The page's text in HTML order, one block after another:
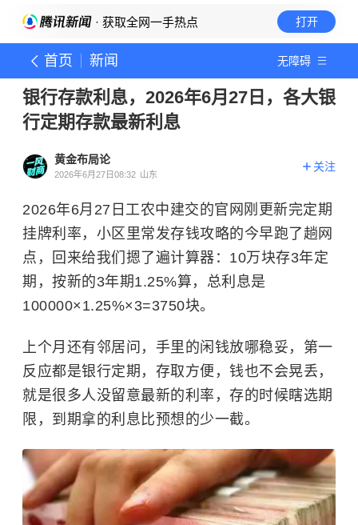
· 获取全网一手热点 打开
首页 新闻 无障碍
银行存款利息，2026年6月27日，各大银
行定期存款最新利息
黄金布局论
2026年6月27日08:32 山东
关注
2026年6月27日工农中建交的官网刚更新完定期
挂牌利率，小区里常发存钱攻略的今早跑了趟网
点，回来给我们摁了遍计算器：10万块存3年定
期，按新的3年期1.25%算，总利息是
100000×1.25%×3=3750块。
上个月还有邻居问，手里的闲钱放哪稳妥，第一
反应都是银行定期，存取方便，钱也不会晃丢，
就是很多人没留意最新的利率，存的时候瞎选期
限，到期拿的利息比预想的少一截。